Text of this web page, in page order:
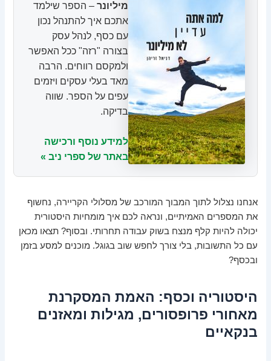
מיליונר – הספר שילמד
אתכם איך להתנהל נכון
עם כסף, לנהל עסק
בצורה "רזה" ככל האפשר
ולמקסם רווחים. הרבה
מאד בעלי עסקים ויזמים
עפים על הספר. שווה
בדיקה.
למידע נוסף ורכישה
באתר של ספרי ניב »
אנחנו נצלול לתוך המבוך המורכב של מסלולי הקריירה, נחשוף
את המספרים האמיתיים, ונראה לכם איך מומחיות היסטורית
יכולה להיות קלף מנצח בשוק עבודה תחרותי. ובסוף? תצאו מכאן
עם כל התשובות, בלי צורך לחפש שוב בגוגל. מוכנים למסע בזמן
ובכסף?
היסטוריה וכסף: האמת המסקרנת
מאחורי פרופסורים, מגילות ומאזנים
בנקאיים